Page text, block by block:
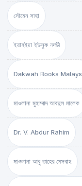
সৌমেন সাহা
ইয়াহইয়া ইউসুফ নদভী
Dakwah Books
মাওলানা মুহাম্মাদ আবদুল মালেক
Dr. V. Abdur Rahim
মাওলানা আবু তাহের মেসবাহ